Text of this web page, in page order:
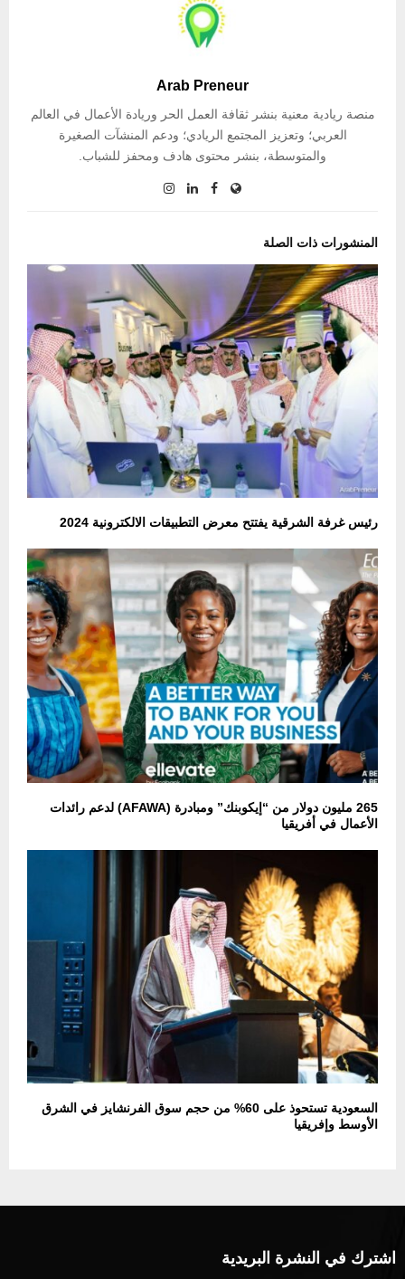
Arab Preneur
منصة ريادية معنية بنشر ثقافة العمل الحر وريادة الأعمال في العالم
العربي؛ وتعزيز المجتمع الريادي؛ ودعم المنشآت الصغيرة
والمتوسطة، بنشر محتوى هادف ومحفز للشباب.
المنشورات ذات الصلة
رئيس غرفة الشرقية يفتتح معرض التطبيقات الالكترونية 2024
265 مليون دولار من “إيكوبنك” ومبادرة (AFAWA) لدعم رائدات
الأعمال في أفريقيا
السعودية تستحوذ على 60% من حجم سوق الفرنشايز في الشرق
الأوسط وإفريقيا
اشترك في النشرة البريدية